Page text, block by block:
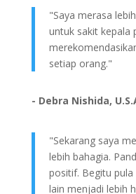
"Saya merasa
untuk sakit kepala
setiap orang."
- Debra Nishida,
"Sekarang saya
lebih bahagia.
positif. Begitu
lain menjadi lebih